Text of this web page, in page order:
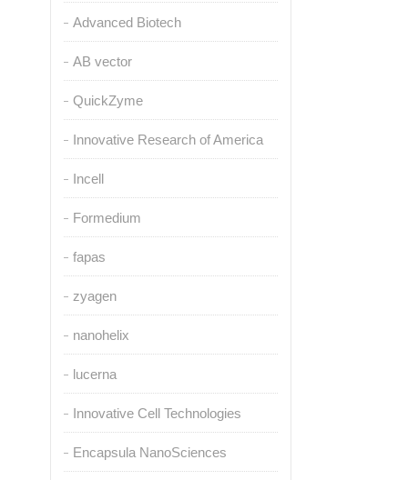
Advanced Biotech
AB vector
QuickZyme
Innovative Research of America
Incell
Formedium
fapas
zyagen
nanohelix
lucerna
Innovative Cell Technologies
Encapsula NanoSciences